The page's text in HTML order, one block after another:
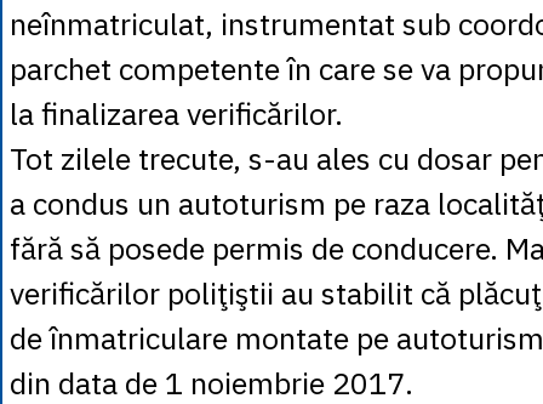
neînmatriculat, instrumentat sub
parchet competente în care se va
la finalizarea verificărilor.
Tot zilele trecute, s-au ales cu dosar
a condus un autoturism pe raza
fără să posede permis de conducere.
verificărilor poliţiştii au stabilit că
de înmatriculare montate pe
din data de 1 noiembrie 2017.